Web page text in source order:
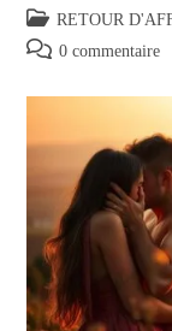
RETOUR
0 commentaire